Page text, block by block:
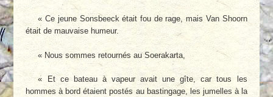
« Ce jeune Sonsbeeck était fou de rage, mais Van Shoorn
était de mauvaise humeur.
« Nous sommes retournés au Soerakarta,
« Et ce bateau à vapeur avait une gîte, car tous les
hommes à bord étaient postés au bastingage, les jumelles à la